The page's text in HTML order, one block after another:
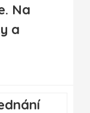
Na
a